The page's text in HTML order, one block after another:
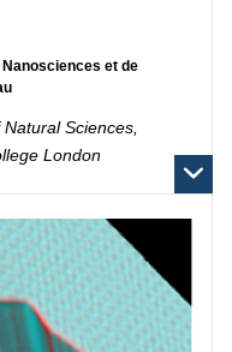
et de
Sciences,
London